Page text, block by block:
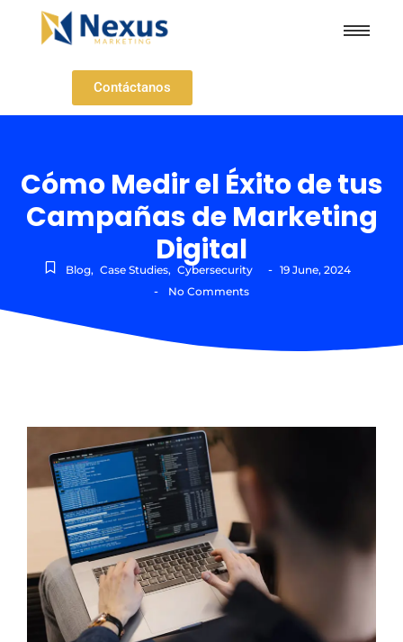
Contáctanos
Cómo Medir el Éxito de tus
Campañas de Marketing
Digital
Blog, Case Studies, Cybersecurity - 19 June, 2024
- No Comments